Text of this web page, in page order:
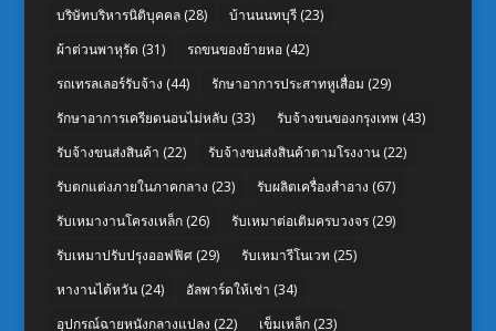
บริษัทบริหารนิติบุคคล(28) บ้านนนทบุรี(23)
ผ้าต่วนพาหุรัด (31) รถขนของย้ายหอ(42)
รถเทรลเลอร์รับจ้าง (44) รักษาอาการประสาทหูเสื่อม (29)
รักษาอาการเครียดนอนไม่หลับ (33) รับจ้างขนของกรุงเทพ (43)
รับจ้างขนส่งสินค้า (22) รับจ้างขนส่งสินค้าตามโรงงาน(22)
รับตกแต่งภายในภาคกลาง (23) รับผลิตเครื่องสำอาง (67)
รับเหมางานโครงเหล็ก(26) รับเหมาต่อเติมครบวงจร(29)
รับเหมาปรับปรุงออฟฟิศ(29) รับเหมารีโนเวท (25)
หางานไต้หวัน(24) อัลพาร์ดให้เช่า (34)
อุปกรณ์ฉายหนังกลางแปลง (22) เข็มเหล็ก(23)